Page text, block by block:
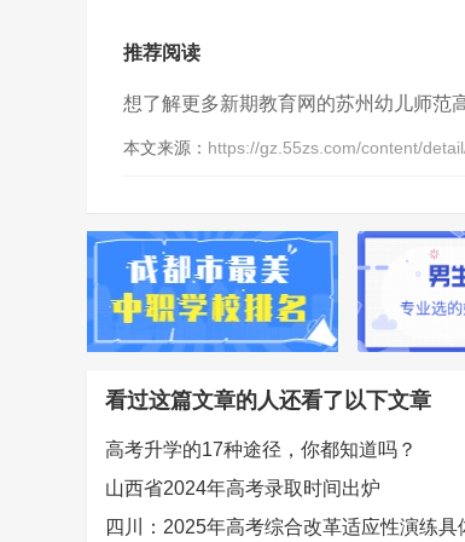
推荐阅读
想了解更多新期教育网的苏州幼儿师范
本文来源： https://gz.55zs.com/content/
看过这篇文章的人还看了以下文章
高考升学的17种途径，你都知道吗？
山西省2024年高考录取时间出炉
四川：2025年高考综合改革适应性演练具